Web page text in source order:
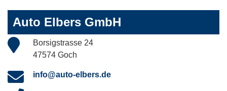
Auto Elbers GmbH
Borsigstrasse 24
47574 Goch
info@auto-elbers.de